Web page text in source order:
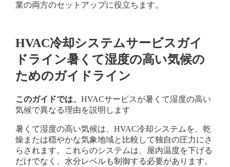
業の両方のセットアップに役立ちます。
HVAC冷却システムサービスガイ
ドライン暑くて湿度の高い気候の
ためのガイドライン
このガイドでは、 HVACサービスが暑くて湿度の高い
気候で異なる理由を説明します
暑くて湿度の高い気候は、HVAC冷却システムを、乾
燥または穏やかな気象地域と比較して独自の圧力にさ
らされます。これらのシステムは、屋内温度を下げる
だけでなく、水分レベルも制御する必要があります。